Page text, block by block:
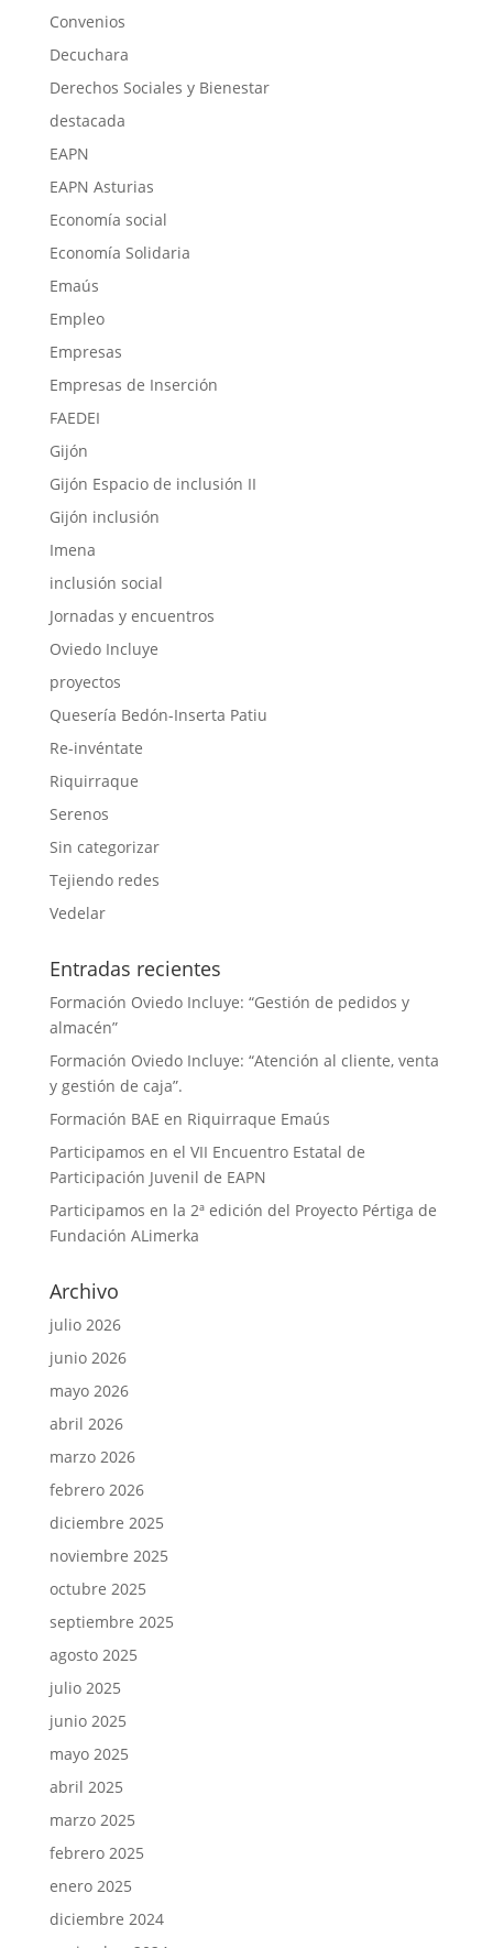
Convenios
Decuchara
Derechos Sociales y Bienestar
destacada
EAPN
EAPN Asturias
Economía social
Economía Solidaria
Emaús
Empleo
Empresas
Empresas de Inserción
FAEDEI
Gijón
Gijón Espacio de inclusión II
Gijón inclusión
Imena
inclusión social
Jornadas y encuentros
Oviedo Incluye
proyectos
Quesería Bedón-Inserta Patiu
Re-invéntate
Riquirraque
Serenos
Sin categorizar
Tejiendo redes
Vedelar
Entradas recientes
Formación Oviedo Incluye: “Gestión de pedidos y
almacén”
Formación Oviedo Incluye: “Atención al cliente, venta
y gestión de caja”.
Formación BAE en Riquirraque Emaús
Participamos en el VII Encuentro Estatal de
Participación Juvenil de EAPN
Participamos en la 2ª edición del Proyecto Pértiga de
Fundación ALimerka
Archivo
julio 2026
junio 2026
mayo 2026
abril 2026
marzo 2026
febrero 2026
diciembre 2025
noviembre 2025
octubre 2025
septiembre 2025
agosto 2025
julio 2025
junio 2025
mayo 2025
abril 2025
marzo 2025
febrero 2025
enero 2025
diciembre 2024